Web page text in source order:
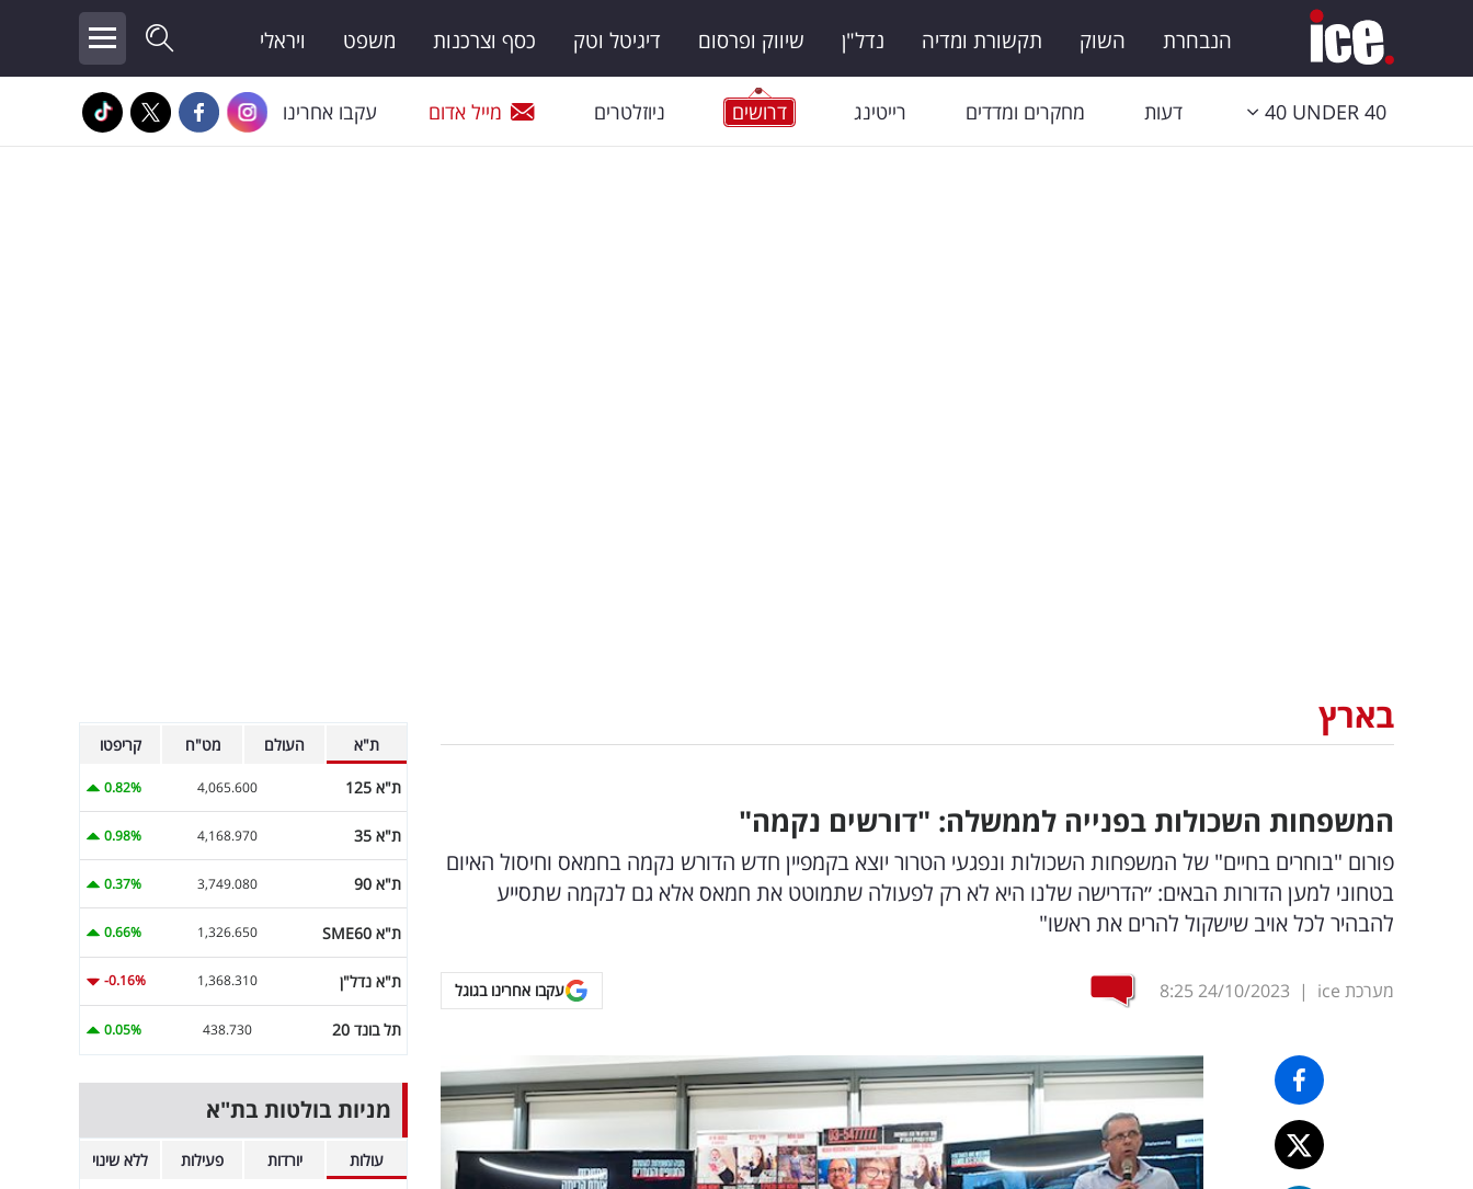
הנבחרת השוק תקשורת ומדיה נדל"ן שיווק ופרסום דיגיטל וטק כסף וצרכנות משפט ויראלי
40 UNDER 40 דעות מחקרים ומדדים רייטינג דרושים ניוזלטרים מייל אדום עקבו אחרינו
בארץ
המשפחות השכולות בפנייה לממשלה: "דורשים נקמה"
פורום "בוחרים בחיים" של המשפחות השכולות ונפגעי הטרור יוצא בקמפיין חדש הדורש נקמה בחמאס וחיסול האיום
בטחוני למען הדורות הבאים: ״הדרישה שלנו היא לא רק לפעולה שתמוטט את חמאס אלא גם לנקמה שתסייע
להבהיר לכל אויב שישקול להרים את ראשו"
מערכת ice |
24/10/2023
8:25 עקבו אחרינו בגוגל
ת"א העולם מט"ח קריפטו
ת"א 125 4,065.600
0.82%
ת"א 35 4,168.970
0.98%
ת"א 90 3,749.080
0.37%
ת"א SME60 1,326.650
0.66%
ת"א נדל"ן 1,368.310
-0.16%
תל בונד 20 438.730
0.05%
מניות בולטות בת"א
עולות יורדות פעילות ללא שינוי